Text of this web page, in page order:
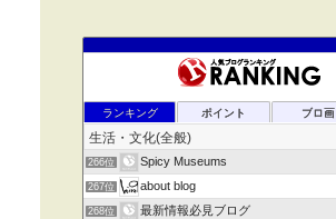
ランキング ポイント ブロ画
266位 Spicy Museums
267位 about blog
268位 最新情報必見ブログ